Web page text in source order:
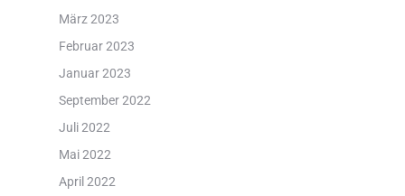
März 2023
Februar 2023
Januar 2023
September 2022
Juli 2022
Mai 2022
April 2022